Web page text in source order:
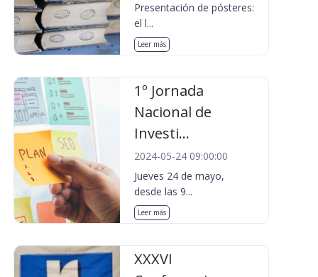
Presentación de pósteres:
el l...
Leer más
1º Jornada
Nacional de
Investi...
2024-05-24 09:00:00
Jueves 24 de mayo,
desde las 9...
Leer más
XXXVI